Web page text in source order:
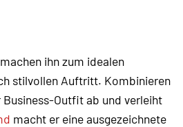
ihn zum idealen
stilvollen Auftritt. Kombinieren
Outfit ab und verleiht
macht er eine ausgezeichnete